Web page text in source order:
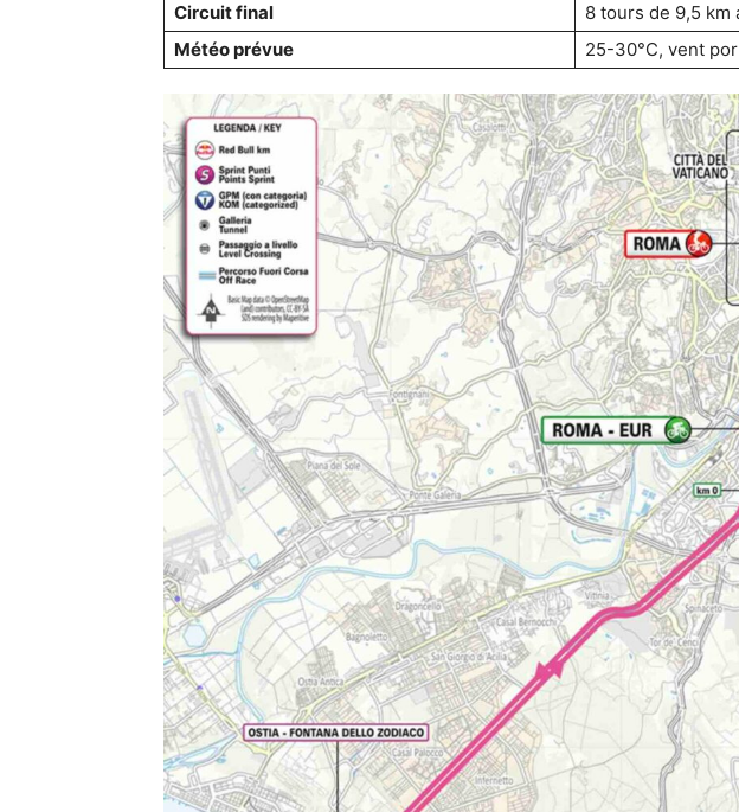
Circuit final
8 tours de 9,5 km
Météo prévue
25-30°C, vent